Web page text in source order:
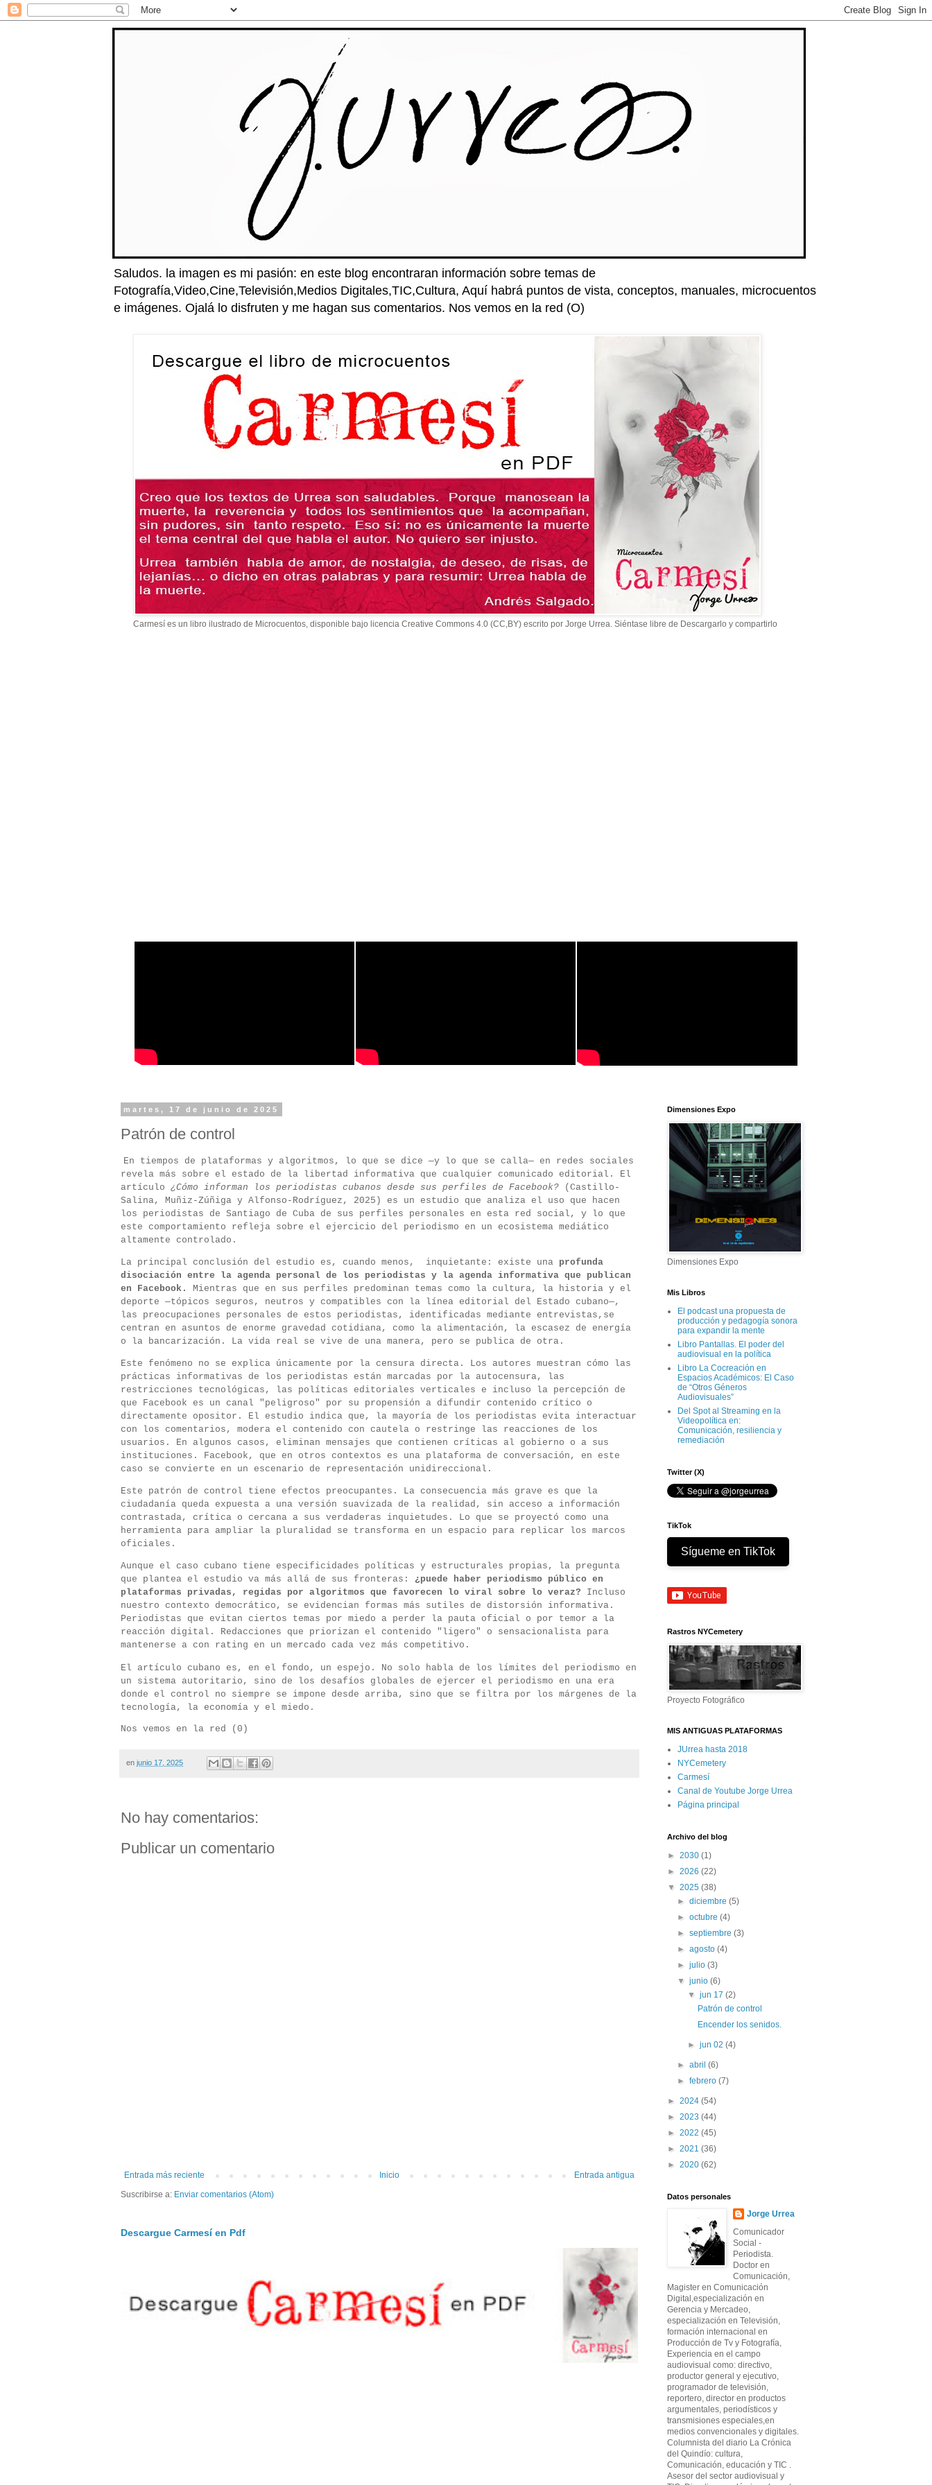
Saludos. la imagen es mi pasión: en este blog encontraran información sobre temas de
Fotografía,Video,Cine,Televisión,Medios Digitales,TIC,Cultura, Aquí habrá puntos de vista, conceptos, manuales, microcuentos
e imágenes. Ojalá lo disfruten y me hagan sus comentarios. Nos vemos en la red (O)
Carmesí es un libro ilustrado de Microcuentos, disponible bajo licencia Creative Commons 4.0 (CC,BY) escrito por Jorge Urrea. Siéntase libre de Descargarlo y compartirlo
martes, 17 de junio de 2025
Patrón de control
En tiempos de plataformas y algoritmos, lo que se dice —y lo que se calla— en redes sociales
revela más sobre el estado de la libertad informativa que cualquier comunicado editorial. El
artículo ¿Cómo informan los periodistas cubanos desde sus perfiles de Facebook?
(Castillo-
Salina, Muñiz-Zúñiga y Alfonso-Rodríguez, 2025) es un estudio que analiza el uso que hacen
los periodistas de Santiago de Cuba de sus perfiles personales en esta red social, y lo que
este comportamiento refleja sobre el ejercicio del periodismo en un ecosistema mediático
altamente controlado.
La principal conclusión del estudio es, cuando menos, inquietante: existe una profunda
disociación entre la agenda personal de los periodistas y la agenda informativa que publican
en Facebook .
Mientras que en sus perfiles predominan temas como la cultura, la historia y el
deporte —tópicos seguros, neutros y compatibles con la línea editorial del Estado cubano—,
las preocupaciones personales de estos periodistas, identificadas mediante entrevistas,se
centran en asuntos de enorme gravedad cotidiana, como la alimentación, la escasez de energía
o la bancarización. La vida real se vive de una manera, pero se publica de otra.
Este fenómeno no se explica únicamente por la censura directa. Los autores muestran cómo las
prácticas informativas de los periodistas están marcadas por la autocensura, las
restricciones tecnológicas, las políticas editoriales verticales e incluso la percepción de
que Facebook es un canal "peligroso" por su propensión a difundir contenido crítico o
directamente opositor. El estudio indica que, la mayoría de los periodistas evita interactuar
con los comentarios, modera el contenido con cautela o restringe las reacciones de los
usuarios. En algunos casos, eliminan mensajes que contienen críticas al gobierno o a sus
instituciones. Facebook, que en otros contextos es una plataforma de conversación, en este
caso se convierte en un escenario de representación unidireccional.
Este patrón de control tiene efectos preocupantes. La consecuencia más grave es que la
ciudadanía queda expuesta a una versión suavizada de la realidad, sin acceso a información
contrastada, crítica o cercana a sus verdaderas inquietudes. Lo que se proyectó como una
herramienta para ampliar la pluralidad se transforma en un espacio para replicar los marcos
oficiales.
Aunque el caso cubano tiene especificidades políticas y estructurales propias, la pregunta
que plantea el estudio va más allá de sus fronteras: ¿puede haber periodismo público en
plataformas privadas, regidas por algoritmos que favorecen lo viral sobre lo veraz? Incluso
nuestro contexto democrático, se evidencian formas más sutiles de distorsión informativa.
Periodistas que evitan ciertos temas por miedo a perder la pauta oficial o por temor a la
reacción digital. Redacciones que priorizan el contenido "ligero" o sensacionalista para
mantenerse a con rating en un mercado cada vez más competitivo.
El artículo cubano es, en el fondo, un espejo. No solo habla de los límites del periodismo en
un sistema autoritario, sino de los desafíos globales de ejercer el periodismo en una era
donde el control no siempre se impone desde arriba, sino que se filtra por los márgenes de la
tecnología, la economía y el miedo.
Nos vemos en la red (0)
en junio 17, 2025
No hay comentarios:
Publicar un comentario
Entrada más reciente Entrada antigua
Inicio
Suscribirse a: Enviar comentarios (Atom)
Descargue Carmesí en Pdf
Dimensiones Expo
Dimensiones Expo
Mis Libros
El podcast una propuesta de
producción y pedagogía sonora
para expandir la mente
Libro Pantallas. El poder del
audiovisual en la política
Libro La Cocreación en
Espacios Académicos: El Caso
de “Otros Géneros
Audiovisuales”
Del Spot al Streaming en la
Videopolítica en:
Comunicación, resiliencia y
remediación
Twitter (X)
TikTok
Sígueme en TikTok
Rastros NYCemetery
Proyecto Fotográfico
MIS ANTIGUAS PLATAFORMAS
JUrrea hasta 2018
NYCemetery
Carmesí
Canal de Youtube Jorge Urrea
Página principal
Archivo del blog
► 2030 (1)
► 2026 (22)
▼ 2025 (38)
►diciembre(5)
►octubre(4)
►septiembre(3)
►agosto(4)
►julio(3)
▼junio(6)
▼ jun 17 (2)
Patrón de control
Encender los senidos.
► jun 02 (4)
►abril(6)
►febrero(7)
► 2024 (54)
► 2023 (44)
► 2022 (45)
► 2021 (36)
► 2020 (62)
Datos personales
Jorge Urrea
Comunicador
Social -
Periodista.
Doctor en
Comunicación,
Magister en Comunicación
Digital,especialización en
Gerencia y Mercadeo,
especialización en Televisión,
formación internacional en
Producción de Tv y Fotografía,
Experiencia en el campo
audiovisual como: directivo,
productor general y ejecutivo,
programador de televisión,
reportero, director en productos
argumentales, periodísticos y
transmisiones especiales,en
medios convencionales y digitales.
Columnista del diario La Crónica
del Quindío: cultura,
Comunicación, educación y TIC .
Asesor del sector audiovisual y